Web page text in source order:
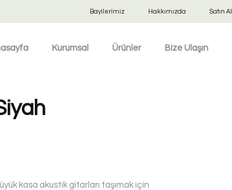
Bayilerimiz Hakkımızda Satın Al
Kurumsal Ürünler Bize Ulaşın
kasa akustik gitarları taşımak için